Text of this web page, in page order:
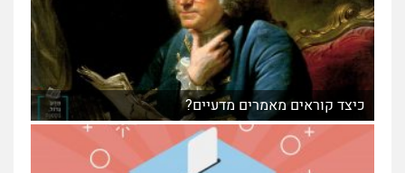
כיצד קוראים מאמרים מדעיים?